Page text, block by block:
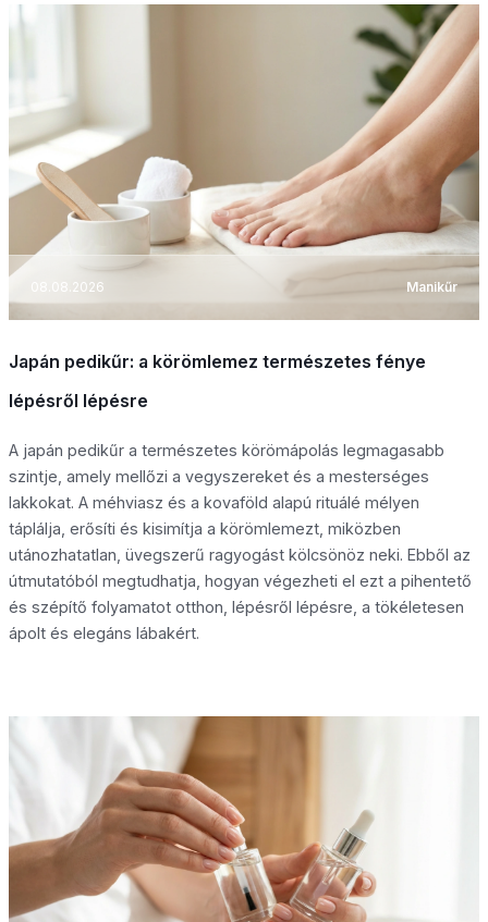
08.08.2026 Manikűr
Japán pedikűr: a körömlemez természetes fénye
lépésről lépésre
A japán pedikűr a természetes körömápolás legmagasabb
szintje, amely mellőzi a vegyszereket és a mesterséges
lakkokat. A méhviasz és a kovaföld alapú rituálé mélyen
táplálja, erősíti és kisimítja a körömlemezt, miközben
utánozhatatlan, üvegszerű ragyogást kölcsönöz neki. Ebből az
útmutatóból megtudhatja, hogyan végezheti el ezt a pihentető
és szépítő folyamatot otthon, lépésről lépésre, a tökéletesen
ápolt és elegáns lábakért.